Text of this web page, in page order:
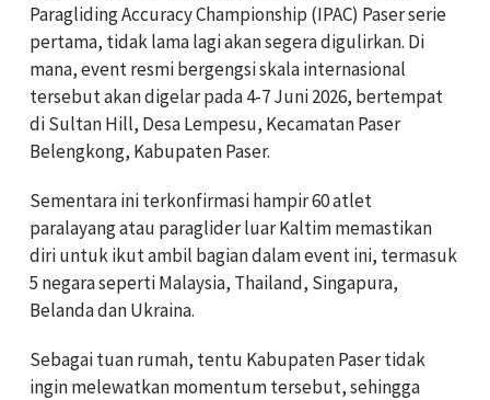
Paragliding Accuracy Championship (IPAC) Paser serie
pertama, tidak lama lagi akan segera digulirkan. Di
mana, event resmi bergengsi skala internasional
tersebut akan digelar pada 4-7 Juni 2026, bertempat
di Sultan Hill, Desa Lempesu, Kecamatan Paser
Belengkong, Kabupaten Paser.
Sementara ini terkonfirmasi hampir 60 atlet
paralayang atau paraglider luar Kaltim memastikan
diri untuk ikut ambil bagian dalam event ini, termasuk
5 negara seperti Malaysia, Thailand, Singapura,
Belanda dan Ukraina.
Sebagai tuan rumah, tentu Kabupaten Paser tidak
ingin melewatkan momentum tersebut, sehingga